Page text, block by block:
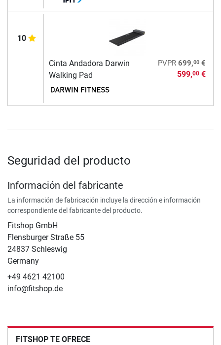
10
Cinta Andadora Darwin
Walking Pad
PVPR 699,00€
599,00€
Seguridad del producto
Información del fabricante
La información de fabricación incluye la dirección e información
correspondiente del fabricante del producto.
Fitshop GmbH
Flensburger Straße 55
24837 Schleswig
Germany
+49 4621 42100
info@fitshop.de
FITSHOP TE OFRECE